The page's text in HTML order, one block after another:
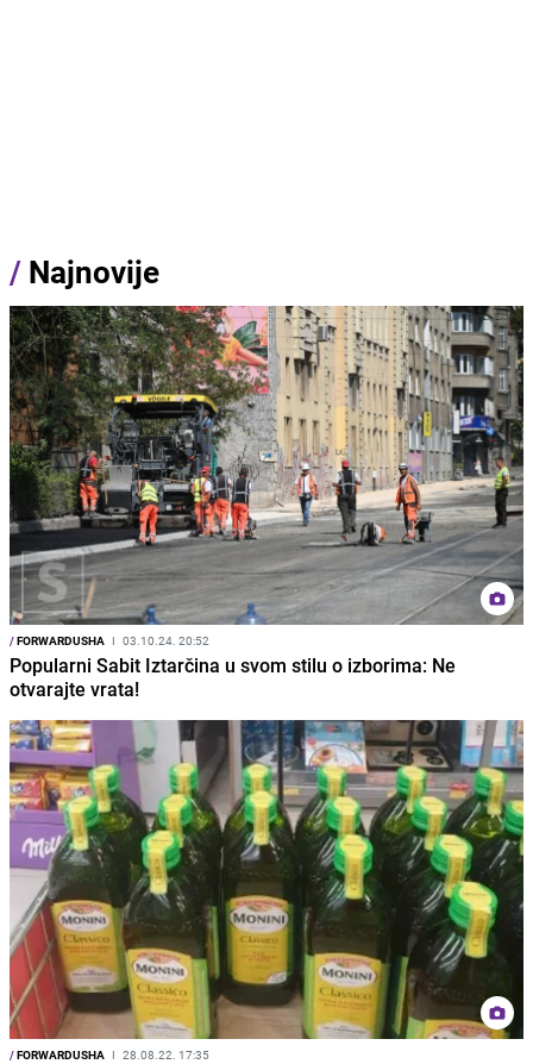
/ Najnovije
/FORWARDUSHA I 03.10.24. 20:52
Popularni Sabit Iztarčina u svom stilu o izborima: Ne
otvarajte vrata!
/FORWARDUSHA I 28.08.22. 17:35